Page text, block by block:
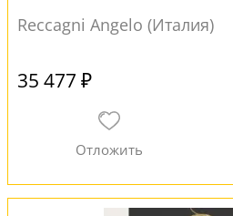
Reccagni Angelo (Италия)
35 477 ₽